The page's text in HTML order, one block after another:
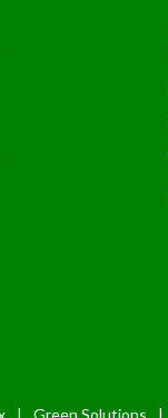
| Green Solutions |